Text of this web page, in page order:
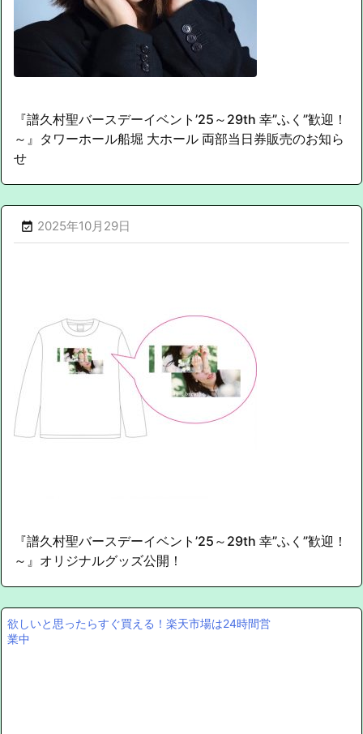
『譜久村聖バースデーイベント’25～29th 幸”ふく”歓迎！
～』タワーホール船堀 大ホール 両部当日券販売のお知ら
せ
 2025年10月29日
『譜久村聖バースデーイベント’25～29th 幸”ふく”歓迎！
～』オリジナルグッズ公開！
欲しいと思ったらすぐ買える！楽天市場は24時間営
業中